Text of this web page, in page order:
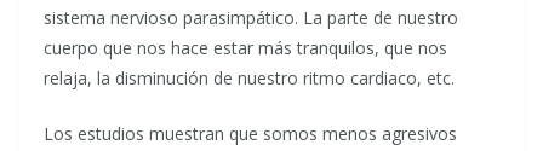
sistema nervioso parasimpático. La parte de nuestro
cuerpo que nos hace estar más tranquilos, que nos
relaja, la disminución de nuestro ritmo cardiaco, etc.
Los estudios muestran que somos menos agresivos